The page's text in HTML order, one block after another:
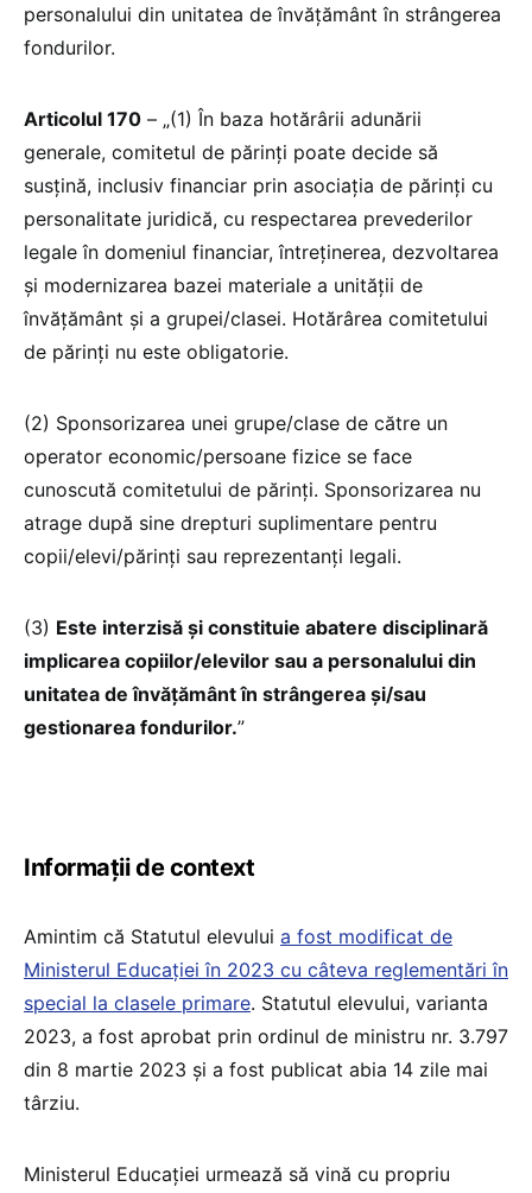
personalului din unitatea de învățământ în strângerea
fondurilor.
Articolul 170 – „(1) În baza hotărârii adunării
generale, comitetul de părinți poate decide să
susțină, inclusiv financiar prin asociația de părinți cu
personalitate juridică, cu respectarea prevederilor
legale în domeniul financiar, întreținerea, dezvoltarea
și modernizarea bazei materiale a unității de
învățământ și a grupei/clasei. Hotărârea comitetului
de părinți nu este obligatorie.
(2) Sponsorizarea unei grupe/clase de către un
operator economic/persoane fizice se face
cunoscută comitetului de părinți. Sponsorizarea nu
atrage după sine drepturi suplimentare pentru
copii/elevi/părinți sau reprezentanți legali.
(3) Este interzisă și constituie abatere disciplinară
implicarea copiilor/elevilor sau a personalului din
unitatea de învățământ în strângerea și/sau
gestionarea fondurilor.”
Informații de context
Amintim că Statutul elevului a fost modificat de
Ministerul Educației în 2023 cu câteva reglementări în
special la clasele primare. Statutul elevului, varianta
2023, a fost aprobat prin ordinul de ministru nr. 3.797
din 8 martie 2023 și a fost publicat abia 14 zile mai
târziu.
Ministerul Educației urmează să vină cu propriu